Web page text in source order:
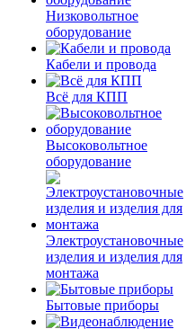
Низковольтное
оборудование
Кабели и провода
Всё для КПП
Высоковольтное
оборудование
Электроустановочные
изделия и изделия для
монтажа
Бытовые приборы